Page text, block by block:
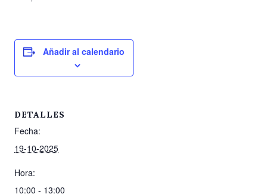
Añadir al calendario
DETALLES
Fecha:
19-10-2025
Hora:
10:00 - 13:00